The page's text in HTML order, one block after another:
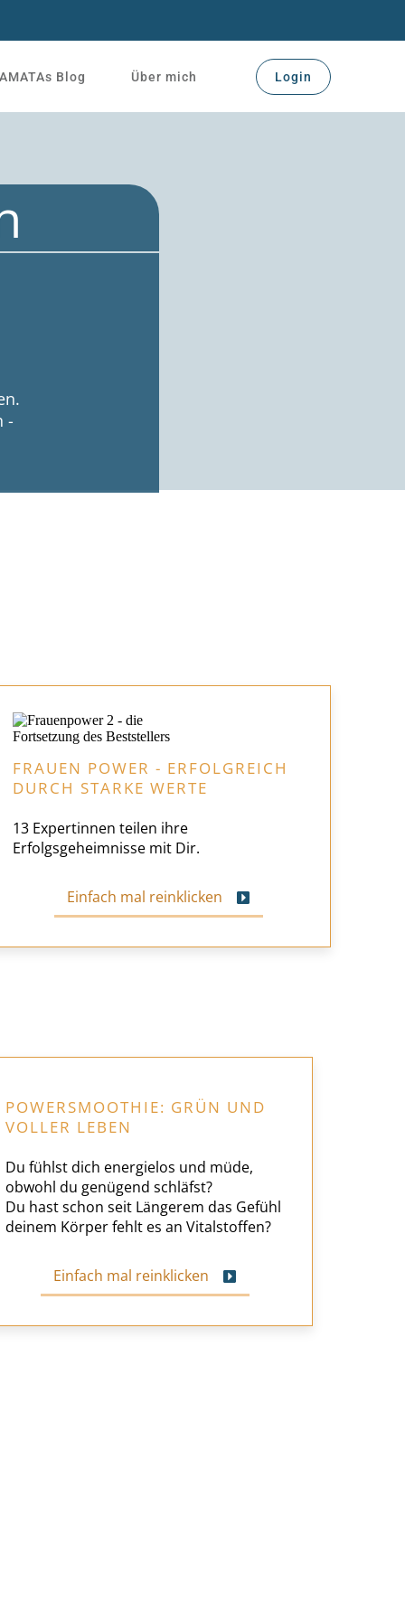
AMATAs Blog Über mich Login
-
FRAUEN POWER - ERFOLGREICH
DURCH STARKE WERTE
13 Expertinnen teilen ihre
Erfolgsgeheimnisse mit Dir.
Einfach mal reinklicken
POWERSMOOTHIE: GRÜN UND
VOLLER LEBEN
Du fühlst dich energielos und müde,
obwohl du genügend schläfst?
Du hast schon seit Längerem das Gefühl
deinem Körper fehlt es an Vitalstoffen?
Einfach mal reinklicken